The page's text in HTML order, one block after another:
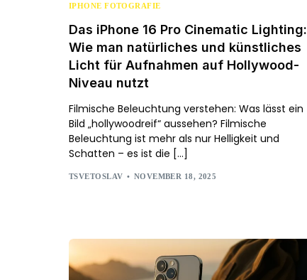
IPHONE FOTOGRAFIE
Das iPhone 16 Pro Cinematic Lighting:
Wie man natürliches und künstliches
Licht für Aufnahmen auf Hollywood-
Niveau nutzt
Filmische Beleuchtung verstehen: Was lässt ein
Bild „hollywoodreif“ aussehen? Filmische
Beleuchtung ist mehr als nur Helligkeit und
Schatten – es ist die […]
TSVETOSLAV NOVEMBER 18, 2025